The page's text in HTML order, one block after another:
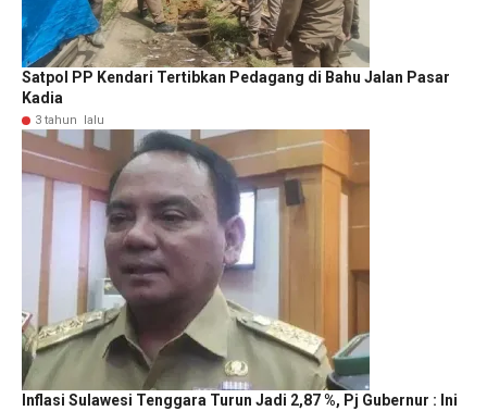
Satpol PP Kendari Tertibkan Pedagang di Bahu Jalan Pasar
Kadia
3 tahun lalu
Inflasi Sulawesi Tenggara Turun Jadi 2,87 %, Pj Gubernur : Ini